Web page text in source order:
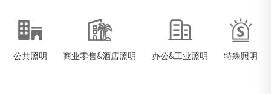
公共照明 商业零售&酒店照明 办公&工业照明 特殊照明